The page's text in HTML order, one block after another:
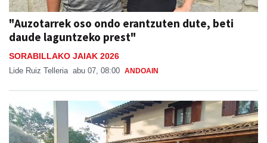
"Auzotarrek oso ondo erantzuten dute, beti
daude laguntzeko prest"
SORABILLAKO JAIAK 2026
Lide Ruiz Telleria abu 07, 08:00 ANDOAIN